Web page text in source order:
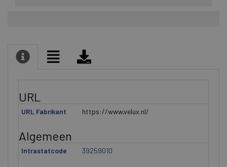
URL
URL Fabrikant https://www.velux.nl/
Algemeen
Intrastatcode 39259010